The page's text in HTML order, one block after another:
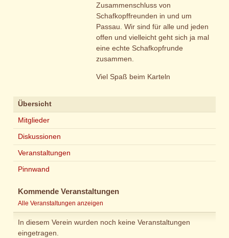
Zusammenschluss von
Schafkopffreunden in und um
Passau. Wir sind für alle und jeden
offen und vielleicht geht sich ja mal
eine echte Schafkopfrunde
zusammen.
Viel Spaß beim Karteln
Übersicht
Mitglieder
Diskussionen
Veranstaltungen
Pinnwand
Kommende Veranstaltungen
Alle Veranstaltungen anzeigen
In diesem Verein wurden noch keine Veranstaltungen
eingetragen.